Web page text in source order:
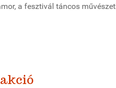
a fesztivál táncos